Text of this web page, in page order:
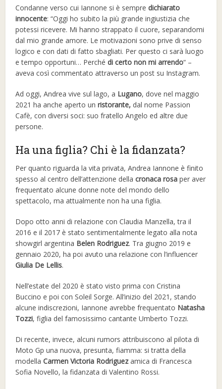
Condanne verso cui Iannone si è sempredichiarato
innocente: “Oggi ho subito la più grande ingiustizia che
potessi ricevere. Mi hanno strappato il cuore, separandomi
dal mio grande amore. Le motivazioni sono prive di senso
logico e con dati di fatto sbagliati. Per questo ci sarà luogo
e tempo opportuni… Perchédi certo non mi arrendo“ –
aveva così commentato attraverso un post su Instagram.
Ad oggi, Andrea vive sul lago, a Lugano, dove nel maggio
2021 ha anche aperto unristorante, dal nome Passion
Cafè, con diversi soci: suo fratello Angelo ed altre due
persone.
Ha una figlia? Chi è la fidanzata?
Per quanto riguarda la vita privata, Andrea Iannone è finito
spesso al centro dell’attenzione dellacronaca rosa per aver
frequentato alcune donne note del mondo dello
spettacolo, ma attualmente non ha una figlia.
Dopo otto anni di relazione con Claudia Manzella, tra il
2016 e il 2017 è stato sentimentalmente legato alla nota
showgirl argentina Belen Rodriguez. Tra giugno 2019 e
gennaio 2020, ha poi avuto una relazione con l’influencer
Giulia De Lellis.
Nell’estate del 2020 è stato visto prima con Cristina
Buccino e poi con Soleil Sorge. All’inizio del 2021, stando
alcune indiscrezioni, Iannone avrebbe frequentato Natasha
Tozzi, figlia del famosissimo cantante Umberto Tozzi.
Di recente, invece, alcuni rumors attribuiscono al pilota di
Moto Gp una nuova, presunta, fiamma: si tratta della
modellaCarmen Victoria Rodriguezamica di Francesca
Sofia Novello, la fidanzata di Valentino Rossi.